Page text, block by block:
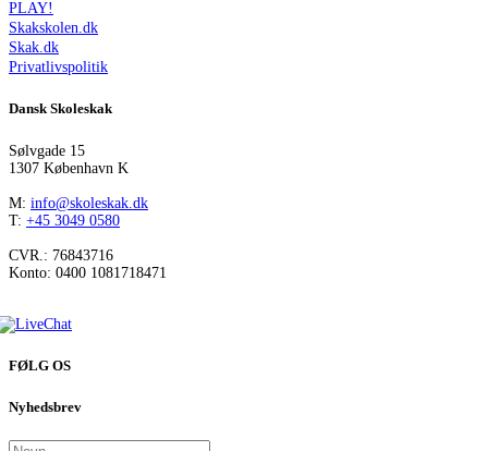
PLAY!
Skakskolen.dk
Skak.dk
Privatlivspolitik
Dansk Skoleskak
Sølvgade 15
1307 København K
M: info@skoleskak.dk
T: +45 3049 0580
CVR.: 76843716
Konto: 0400 1081718471
FØLG OS
Nyhedsbrev